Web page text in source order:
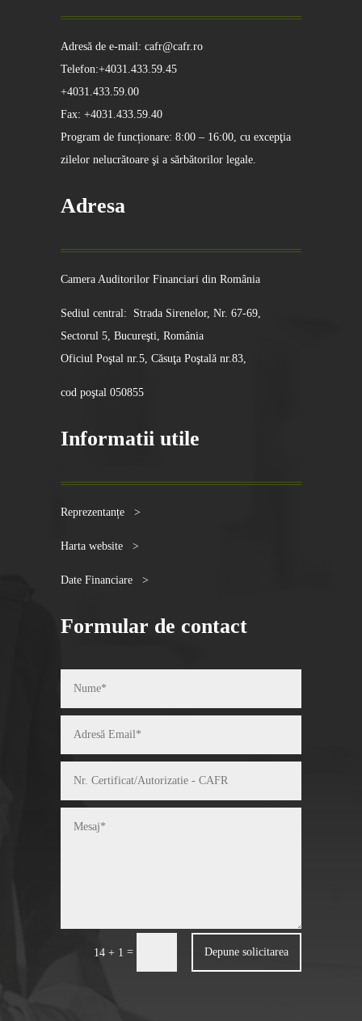
Adresă de e-mail: cafr@cafr.ro
Telefon:+4031.433.59.45
+4031.433.59.00
Fax: +4031.433.59.40
Program de funcționare: 8:00 – 16:00, cu excepţia
zilelor nelucrătoare şi a sărbătorilor legale.
Adresa
Camera Auditorilor Financiari din România
Sediul central: Strada Sirenelor, Nr. 67-69,
Sectorul 5, Bucureşti, România
Oficiul Poştal nr.5, Căsuţa Poştală nr.83,
cod poştal 050855
Informatii utile
Reprezentanțe >
Harta website >
Date Financiare >
Formular de contact
14 + 1 = Depune solicitarea